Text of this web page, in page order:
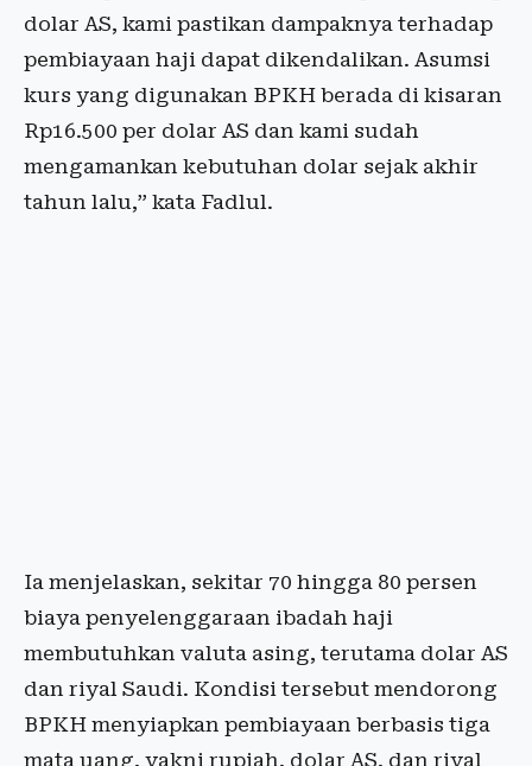
dolar AS, kami pastikan dampaknya terhadap
pembiayaan haji dapat dikendalikan. Asumsi
kurs yang digunakan BPKH berada di kisaran
Rp16.500 per dolar AS dan kami sudah
mengamankan kebutuhan dolar sejak akhir
tahun lalu,” kata Fadlul.
Ia menjelaskan, sekitar 70 hingga 80 persen
biaya penyelenggaraan ibadah haji
membutuhkan valuta asing, terutama dolar AS
dan riyal Saudi. Kondisi tersebut mendorong
BPKH menyiapkan pembiayaan berbasis tiga
mata uang, yakni rupiah, dolar AS, dan riyal